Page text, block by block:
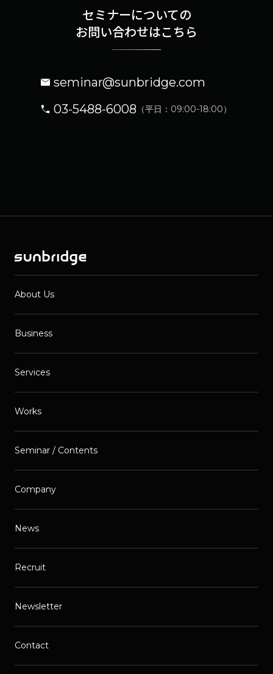
セミナーについての
お問い合わせはこちら
seminar@sunbridge.com
03-5488-6008 （平日：09:00-18:00）
About Us
Business
Services
Works
Seminar / Contents
Company
News
Recruit
Newsletter
Contact